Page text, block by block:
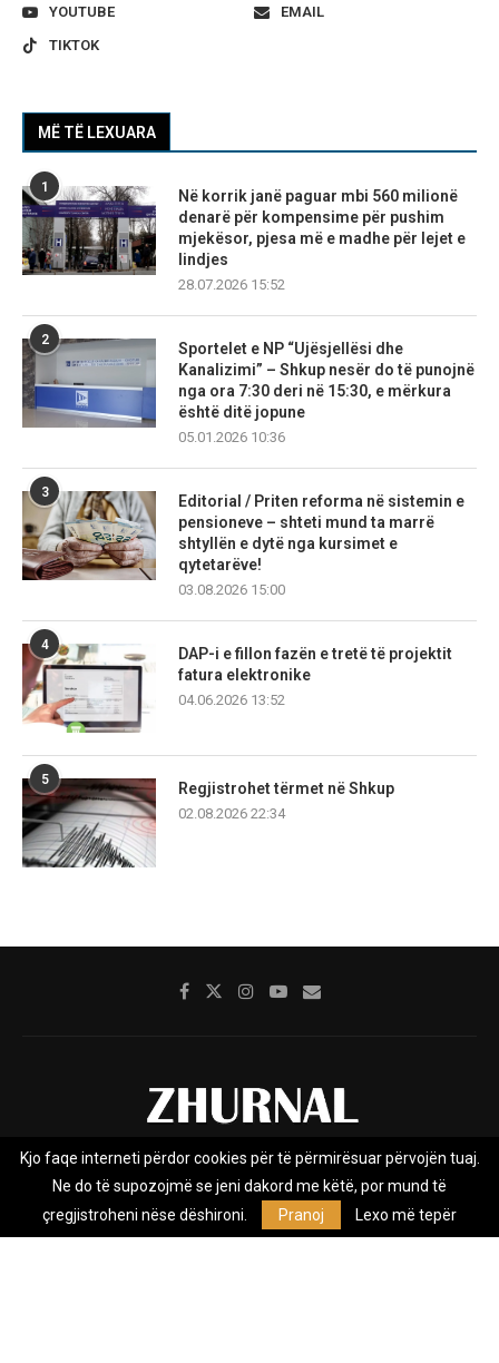
YOUTUBE
EMAIL
TIKTOK
MË TË LEXUARA
1
Në korrik janë paguar mbi 560 milionë
denarë për kompensime për pushim
mjekësor, pjesa më e madhe për lejet e
lindjes
28.07.2026 15:52
2
Sportelet e NP “Ujësjellësi dhe
Kanalizimi” – Shkup nesër do të punojnë
nga ora 7:30 deri në 15:30, e mërkura
është ditë jopune
05.01.2026 10:36
3
Editorial / Priten reforma në sistemin e
pensioneve – shteti mund ta marrë
shtyllën e dytë nga kursimet e
qytetarëve!
03.08.2026 15:00
4
DAP-i e fillon fazën e tretë të projektit
fatura elektronike
04.06.2026 13:52
5
Regjistrohet tërmet në Shkup
02.08.2026 22:34
Rreth nesh Impresumi Marketing
Privacy Policy
Zhurnal.mk është Agjenci e Lajmeve e pavarur, e themeluar në vitin
Kjo faqe interneti përdor cookies për të përmirësuar përvojën tuaj.
Ne do të supozojmë se jeni dakord me këtë, por mund të
çregjistroheni nëse dëshironi.
Pranoj Lexo më tepër